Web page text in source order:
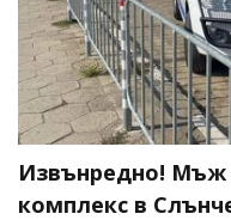
Извънредно! Мъж
комплекс в